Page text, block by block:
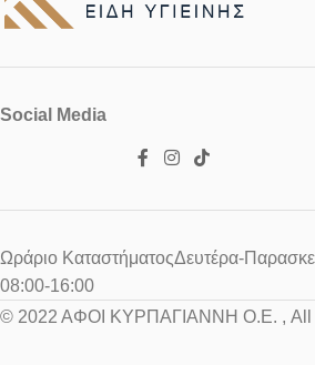
Social Media
Ωράριο ΚαταστήματοςΔευτέρα-
08:00-16:00
© 2022 ΑΦΟΙ ΚΥΡΠΑΓΙΑΝΝΗ Ο.Ε. , All